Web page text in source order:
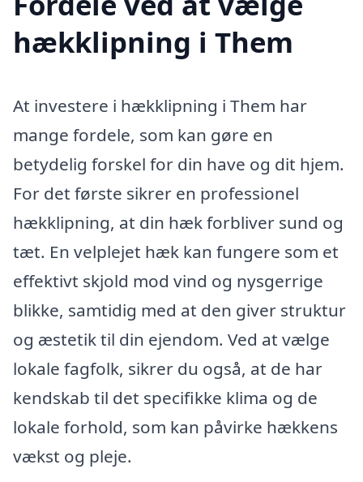
hækklipning i Them
At investere i hækklipning i Them har
mange fordele, som kan gøre en
betydelig forskel for din have og dit hjem.
For det første sikrer en professionel
hækklipning, at din hæk forbliver sund og
tæt. En velplejet hæk kan fungere som et
effektivt skjold mod vind og nysgerrige
blikke, samtidig med at den giver struktur
og æstetik til din ejendom. Ved at vælge
lokale fagfolk, sikrer du også, at de har
kendskab til det specifikke klima og de
lokale forhold, som kan påvirke hækkens
vækst og pleje.